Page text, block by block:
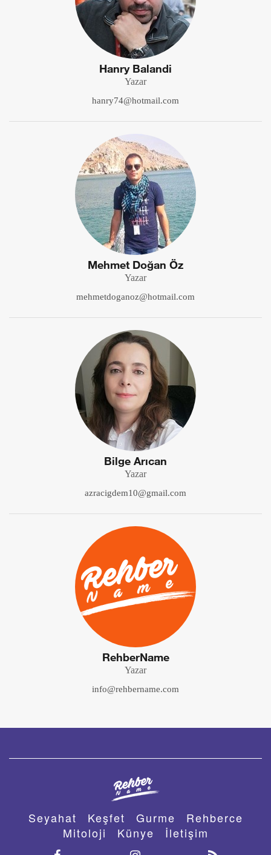
Hanry Balandi
Yazar
hanry74@hotmail.com
Mehmet Doğan Öz
Yazar
mehmetdoganoz@hotmail.com
Bilge Arıcan
Yazar
azracigdem10@gmail.com
RehberName
Yazar
info@rehbername.com
Seyahat Keşfet Gurme
Rehberce
Mitoloji
Künye İletişim